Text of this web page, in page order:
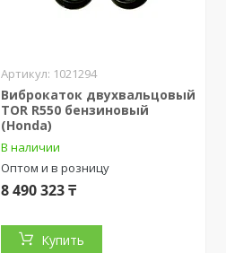
1021294
Виброкаток двухвальцовый
TOR R550 бензиновый
(Honda)
В наличии
Оптом и в розницу
8 490 323 ₸
Купить